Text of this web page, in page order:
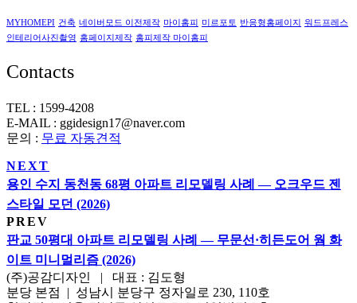
MYHOMEPI 건축 네이버모드 이전제작 마이홈피 미르포토 반응형홈페이지
워드프레스
인테리어사진촬영 홈페이지제작 홈피제작 마이홈피
Contacts
TEL : 1599-4208
E-MAIL : ggidesign17@naver.com
문의 : 무료 자동견적
NEXT
용인 수지 동천동 68평 아파트 리모델링 사례 — 오크우드 젠
스타일 모던 (2026)
PREV
판교 50평대 아파트 리모델링 사례 — 무문선·히든도어 웜 화
이트 미니멀리즘 (2026)
(주)공감디자인 | 대표 : 김도형
분당 본점 | 성남시 분당구 정자일로 230, 110호